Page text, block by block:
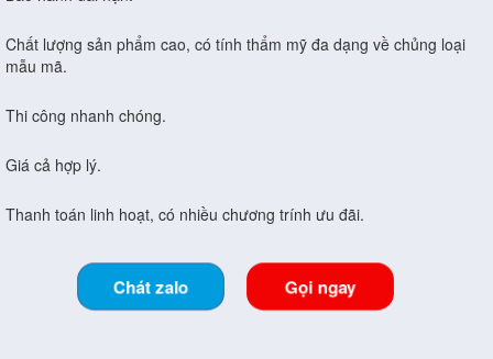
Chất lượng sản phẩm cao, có tính thẩm mỹ đa dạng về chủng loại
mẫu mã.
Thi công nhanh chóng.
Giá cả hợp lý.
Thanh toán linh hoạt, có nhiều chương trính ưu đãi.
Chát zalo Gọi ngay